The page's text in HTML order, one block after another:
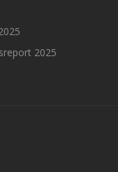
2025